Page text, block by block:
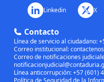
Linkedin X
Contacto
Línea de servicio al ciudadano:
Correo institucional:
Correo de notificaciones
Línea anticorrupción: +57 (601)
Política de Seguridad de la